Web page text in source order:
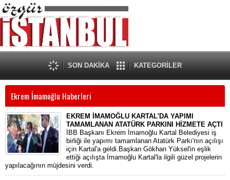
SON DAKİKA KATEGORİLER
Ekrem İmamoğlu Haberleri
EKREM İMAMOĞLU KARTAL'DA YAPIMI
TAMAMLANAN ATATÜRK PARKINI HİZMETE AÇTI
İBB Başkanı Ekrem İmamoğlu Kartal Belediyesi iş
birliği ile yapımı tamamlanan Atatürk Parkı'nın açılışı
için Kartal'a geldi.Başkan Gökhan Yüksel'in eşlik
ettiği açılışta İmamoğlu Kartal'la ilgili güzel projelerin
yapılacağının müjdesini verdi.